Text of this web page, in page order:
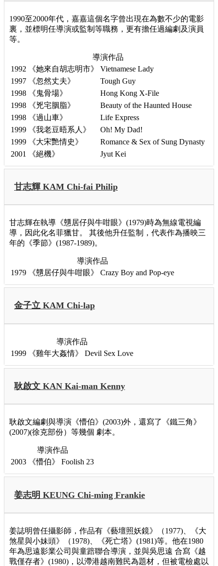
1990至2000年代，嘉嘉這個名字曾出現在為數不少的電影
裏，並標明任導演或監制等職務，更有擔任過編劇及演員
等。
導演作品
1992
《她來自胡志明市》
Vietnamese Lady
1997
《忽然丈夫》
Tough Guy
1998
《鬼骨場》
Hong Kong X-File
1998
《兇宅胭脂》
Beauty of the Haunted House
1998
《過山車》
Life Express
1999
《我老豆晤系人》
Oh! My Dad!
1999
《大宋艷情史》
Romance & Sex of Sung Dynasty
2001
《絕機》 Jyut Kei
甘志輝 KAM Chi-fai Philip
甘志輝在執導《戇居仔與牛咁眼》(1979)時為無線電視編
導，因此化名菲獵甘。 其後他升任監制，代表作為播映三
年的《季節》(1987-1989)。
導演作品
1979
《戇居仔與牛咁眼》 Crazy Boy and Pop-eye
金子立 KAM Chi-lap
導演作品
1999
《雞年大姦情》 Devil Sex Love
耿啟文 KAN Kai-man Kenny
耿啟文編劇與導演《懵伯》(2003)外，還寫了《鐵三角》
(2007)(徐克部份）等幾個 劇本。
導演作品
2003
《懵伯》 Foolish 23
姜志明 KEUNG Chi-ming Frankie
姜誌明曾任攝影師，作品有《藝壇照妖鏡》（1977)、《大
煞星與小妹頭》（1978)、《死亡塔》(1981)等。他在1980
年為思遠影業公司與童踣聯合導演，並與吳思遠 合寫《越
戰僅存者》(1980)，以滯港越南難民為題材，但被電檢處以